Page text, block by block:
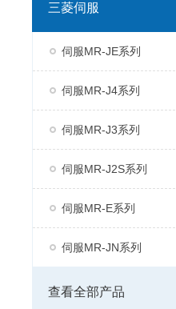
三菱伺服
伺服MR-JE系列
伺服MR-J4系列
伺服MR-J3系列
伺服MR-J2S系列
伺服MR-E系列
伺服MR-JN系列
查看全部产品